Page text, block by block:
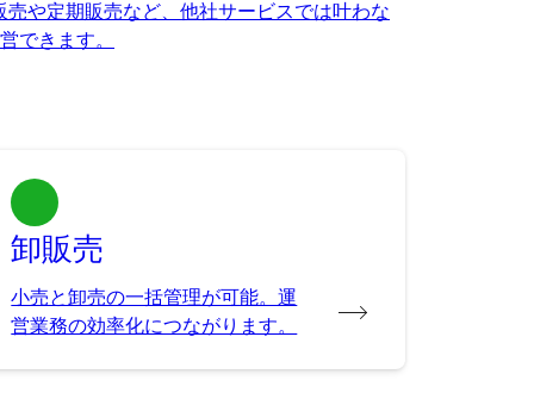
や定期販売など、他社サービスでは叶わな
できます。
卸販売
小売と卸売の一括管理が可能。運
営業務の効率化につながります。